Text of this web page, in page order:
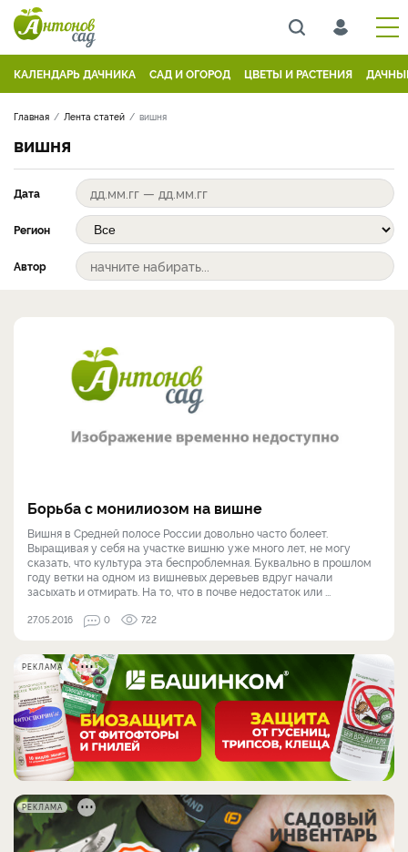
КАЛЕНДАРЬ ДАЧНИКА САД И ОГОРОД ЦВЕТЫ И РАСТЕНИЯ
Главная Лента статей вишня
вишня
Дата
Регион
Автор
Борьба с монилиозом на вишне
Вишня в Средней полосе России довольно часто болеет.
Выращивая у себя на участке вишню уже много лет, не могу
сказать, что культура эта беспроблемная. Буквально в прошлом
году ветки на одном из вишневых деревьев вдруг начали
засыхать и отмирать. На то, что в почве недостаток или ...
27.05.2016 0 722
РЕКЛАМА
РЕКЛАМА